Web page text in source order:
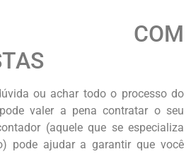
COM
ou achar todo o processo do
valer a pena contratar o seu
(aquele que se especializa
pode ajudar a garantir que você